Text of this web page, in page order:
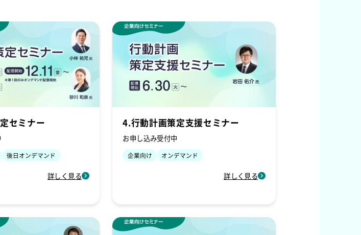
セミナー
後日オンデマンド
詳しく見る
4.行動計画策定支援セミナー
お申し込み受付中
企業向け オンデマンド
詳しく見る